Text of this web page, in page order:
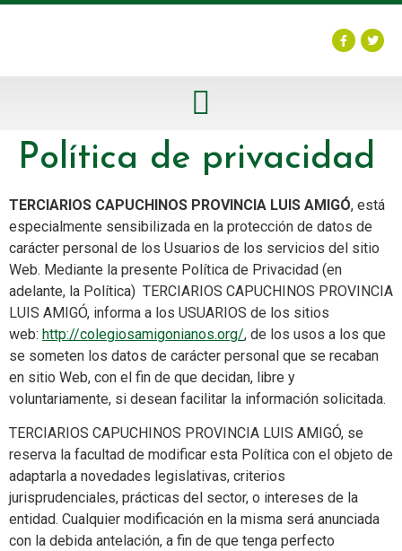
Política de privacidad
TERCIARIOS CAPUCHINOS PROVINCIA LUIS AMIGÓ, está
especialmente sensibilizada en la protección de datos de
carácter personal de los Usuarios de los servicios del sitio
Web. Mediante la presente Política de Privacidad (en
adelante, la Política) TERCIARIOS CAPUCHINOS PROVINCIA
LUIS AMIGÓ, informa a los USUARIOS de los sitios
web: http://colegiosamigonianos.org/, de los usos a los que
se someten los datos de carácter personal que se recaban
en sitio Web, con el fin de que decidan, libre y
voluntariamente, si desean facilitar la información solicitada.
TERCIARIOS CAPUCHINOS PROVINCIA LUIS AMIGÓ, se
reserva la facultad de modificar esta Política con el objeto de
adaptarla a novedades legislativas, criterios
jurisprudenciales, prácticas del sector, o intereses de la
entidad. Cualquier modificación en la misma será anunciada
con la debida antelación, a fin de que tenga perfecto